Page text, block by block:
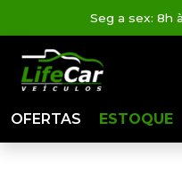
Seg a sex: 8h
OFERTAS ESTOQUE